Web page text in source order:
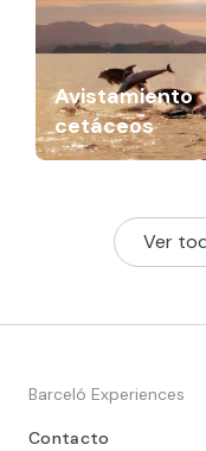
Avistamiento
cetáceos
Ver
Barceló Experiences
Contacto